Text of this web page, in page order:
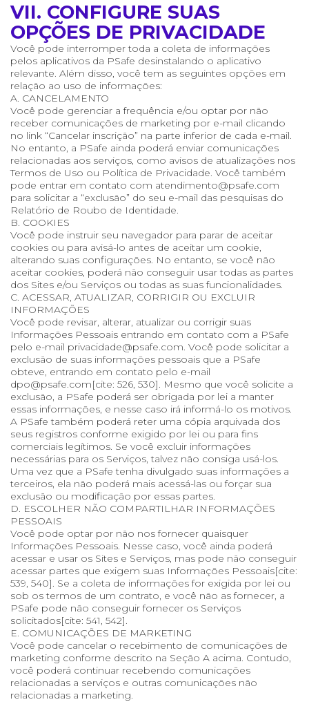
VII. CONFIGURE SUAS
OPÇÕES DE PRIVACIDADE
Você pode interromper toda a coleta de informações
pelos aplicativos da PSafe desinstalando o aplicativo
relevante. Além disso, você tem as seguintes opções em
relação ao uso de informações:
A. CANCELAMENTO
Você pode gerenciar a frequência e/ou optar por não
receber comunicações de marketing por e-mail clicando
no link “Cancelar inscrição” na parte inferior de cada e-mail.
No entanto, a PSafe ainda poderá enviar comunicações
relacionadas aos serviços, como avisos de atualizações nos
Termos de Uso ou Política de Privacidade. Você também
pode entrar em contato com atendimento@psafe.com
para solicitar a “exclusão” do seu e-mail das pesquisas do
Relatório de Roubo de Identidade.
B. COOKIES
Você pode instruir seu navegador para parar de aceitar
cookies ou para avisá-lo antes de aceitar um cookie,
alterando suas configurações. No entanto, se você não
aceitar cookies, poderá não conseguir usar todas as partes
dos Sites e/ou Serviços ou todas as suas funcionalidades.
C. ACESSAR, ATUALIZAR, CORRIGIR OU EXCLUIR
INFORMAÇÕES
Você pode revisar, alterar, atualizar ou corrigir suas
Informações Pessoais entrando em contato com a PSafe
pelo e-mail privacidade@psafe.com. Você pode solicitar a
exclusão de suas informações pessoais que a PSafe
obteve, entrando em contato pelo e-mail
dpo@psafe.com[cite: 526, 530]. Mesmo que você solicite a
exclusão, a PSafe poderá ser obrigada por lei a manter
essas informações, e nesse caso irá informá-lo os motivos.
A PSafe também poderá reter uma cópia arquivada dos
seus registros conforme exigido por lei ou para fins
comerciais legítimos. Se você excluir informações
necessárias para os Serviços, talvez não consiga usá-los.
Uma vez que a PSafe tenha divulgado suas informações a
terceiros, ela não poderá mais acessá-las ou forçar sua
exclusão ou modificação por essas partes.
D. ESCOLHER NÃO COMPARTILHAR INFORMAÇÕES
PESSOAIS
Você pode optar por não nos fornecer quaisquer
Informações Pessoais. Nesse caso, você ainda poderá
acessar e usar os Sites e Serviços, mas pode não conseguir
acessar partes que exigem suas Informações Pessoais[cite:
539, 540]. Se a coleta de informações for exigida por lei ou
sob os termos de um contrato, e você não as fornecer, a
PSafe pode não conseguir fornecer os Serviços
solicitados[cite: 541, 542].
E. COMUNICAÇÕES DE MARKETING
Você pode cancelar o recebimento de comunicações de
marketing conforme descrito na Seção A acima. Contudo,
você poderá continuar recebendo comunicações
relacionadas a serviços e outras comunicações não
relacionadas a marketing.